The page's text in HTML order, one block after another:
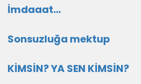
İmdaaat…
Sonsuzluğa mektup
KİMSİN? YA SEN KİMSİN?